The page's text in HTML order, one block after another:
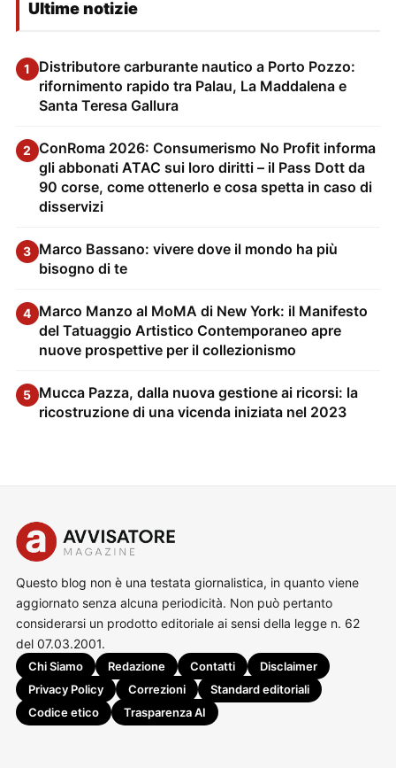
Ultime notizie
1
Distributore carburante nautico a Porto Pozzo:
rifornimento rapido tra Palau, La Maddalena e
Santa Teresa Gallura
2 ConRoma 2026: Consumerismo No Profit informa
gli abbonati ATAC sui loro diritti – il Pass Dott da
90 corse, come ottenerlo e cosa spetta in caso di
disservizi
3 Marco Bassano: vivere dove il mondo ha più
bisogno di te
4 Marco Manzo al MoMA di New York: il Manifesto
del Tatuaggio Artistico Contemporaneo apre
nuove prospettive per il collezionismo
5 Mucca Pazza, dalla nuova gestione ai ricorsi: la
ricostruzione di una vicenda iniziata nel 2023
Questo blog non è una testata giornalistica, in quanto viene
aggiornato senza alcuna periodicità. Non può pertanto
considerarsi un prodotto editoriale ai sensi della legge n. 62
del 07.03.2001.
Chi Siamo Redazione Contatti
Disclaimer
Privacy Policy
Correzioni
Standard editoriali
Codice etico
Trasparenza AI